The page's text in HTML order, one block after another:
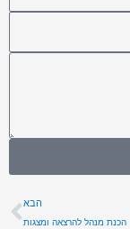
הבא
הכנת מנהל להרצאה ומצגות